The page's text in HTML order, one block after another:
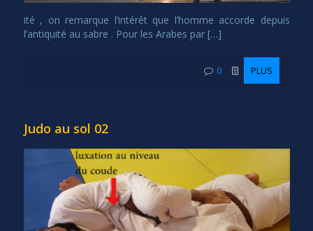
ité , on remarque l’intérêt que l’homme accorde depuis
l’antiquité au sabre . Pour les Arabes par […]
0 PLUS
Judo au sol 02